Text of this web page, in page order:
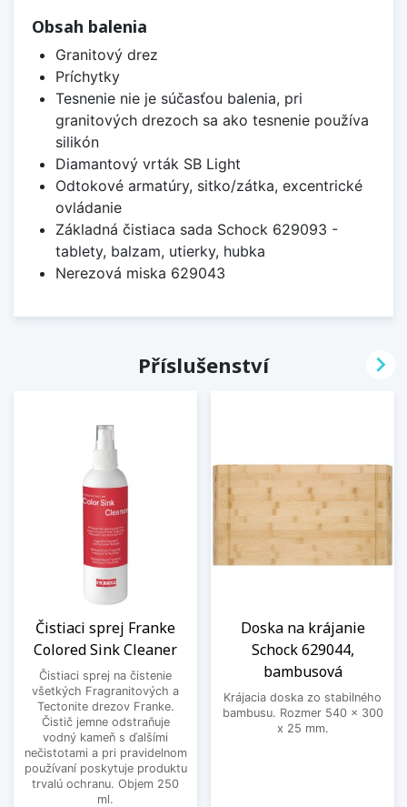
Obsah balenia
Granitový drez
Príchytky
Tesnenie nie je súčasťou balenia, pri
granitových drezoch sa ako tesnenie používa
silikón
Diamantový vrták SB Light
Odtokové armatúry, sitko/zátka, excentrické
ovládanie
Základná čistiaca sada Schock 629093 -
tablety, balzam, utierky, hubka
Nerezová miska 629043
Příslušenství
Čistiaci sprej Franke
Colored Sink Cleaner
Čistiaci sprej na čistenie
všetkých Fragranitových a
Tectonite drezov Franke.
Čistič jemne odstraňuje
vodný kameň s ďalšími
nečistotami a pri pravidelnom
používaní poskytuje produktu
trvalú ochranu. Objem 250
ml.
Doska na krájanie
Schock 629044,
bambusová
Krájacia doska zo stabilného
bambusu. Rozmer 540 x 300
x 25 mm.
